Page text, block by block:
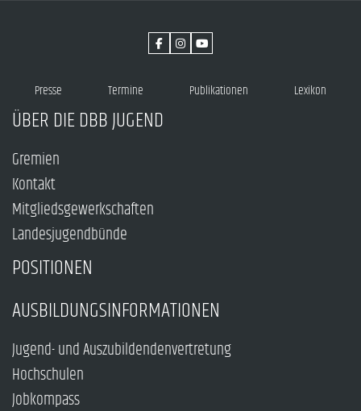
Presse Termine Publikationen Lexikon
ÜBER DIE DBB JUGEND
Gremien
Kontakt
Mitgliedsgewerkschaften
Landesjugendbünde
POSITIONEN
AUSBILDUNGSINFORMATIONEN
Jugend- und Auszubildendenvertretung
Hochschulen
Jobkompass